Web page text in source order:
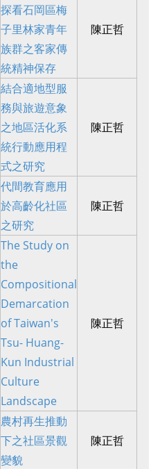
探看石岡區梅
子里林家青年
族群之客家傳
統精神保存
陳正哲
結合適地型服
務與旅遊意象
之地區活化系
統行動應用程
式之研究
陳正哲
代間教育應用
於高齡化社區
之研究
陳正哲
The Study on
the
Compositional
Demarcation
of Taiwan's
Tsu- Huang-
Kun Industrial
Culture
Landscape
陳正哲
農村再生推動
下之社區景觀
變貌
陳正哲